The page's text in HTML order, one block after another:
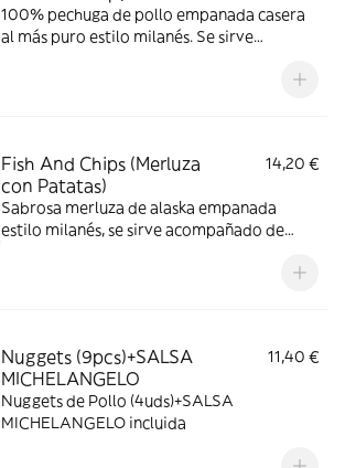
100% pechuga de pollo empanada casera
al más puro estilo milanés. Se sirve
Fish And Chips (Merluza
con Patatas)
14,20 €
Sabrosa merluza de alaska empanada
estilo milanés, se sirve acompañado de
Nuggets (9pcs)+SALSA
MICHELANGELO
11,40 €
Nuggets de Pollo (4uds)+SALSA
MICHELANGELO incluida